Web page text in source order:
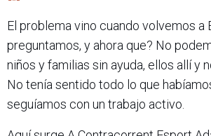
El problema vino cuando volvemos a
preguntamos, y ahora que? No
niños y familias sin ayuda, ellos allí y
No tenía sentido todo lo que
seguíamos con un trabajo activo.